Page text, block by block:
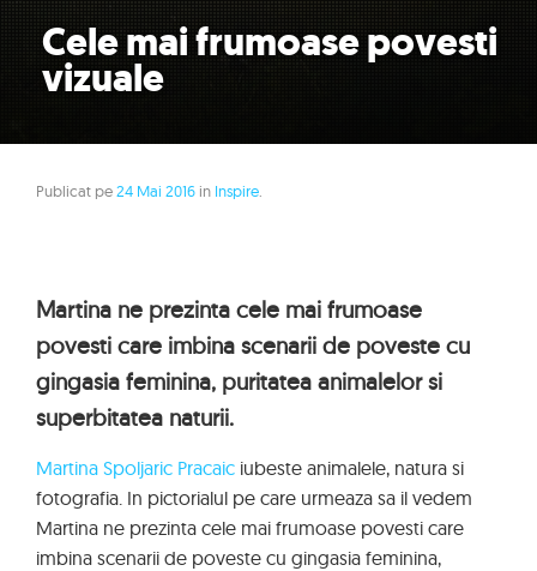
Cele mai frumoase povesti
vizuale
Publicat pe24 Mai 2016 in Inspire
Martina ne prezinta cele mai frumoase
povesti care imbina scenarii de poveste cu
gingasia feminina, puritatea animalelor si
superbitatea naturii.
Martina Spoljaric Pracaic iubeste animalele, natura si
fotografia. In pictorialul pe care urmeaza sa il vedem
Martina ne prezinta cele mai frumoase povesti care
imbina scenarii de poveste cu gingasia feminina,